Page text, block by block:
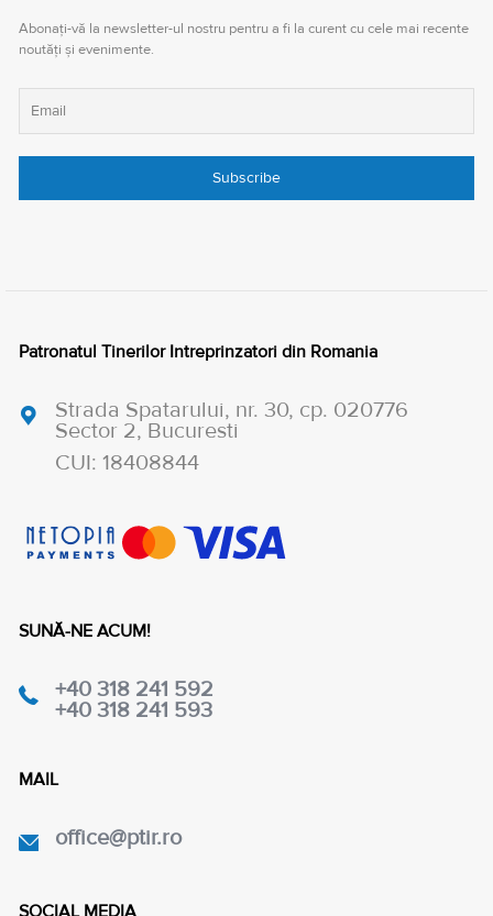
Abonați-vă la newsletter-ul nostru pentru a fi la curent cu cele mai recente
noutăți și evenimente.
Patronatul Tinerilor Intreprinzatori din Romania
Strada Spatarului, nr. 30, cp. 020776
Sector 2, Bucuresti
CUI: 18408844
SUNĂ-NE ACUM!
+40 318 241 592
+40 318 241 593
MAIL
office@ptir.ro